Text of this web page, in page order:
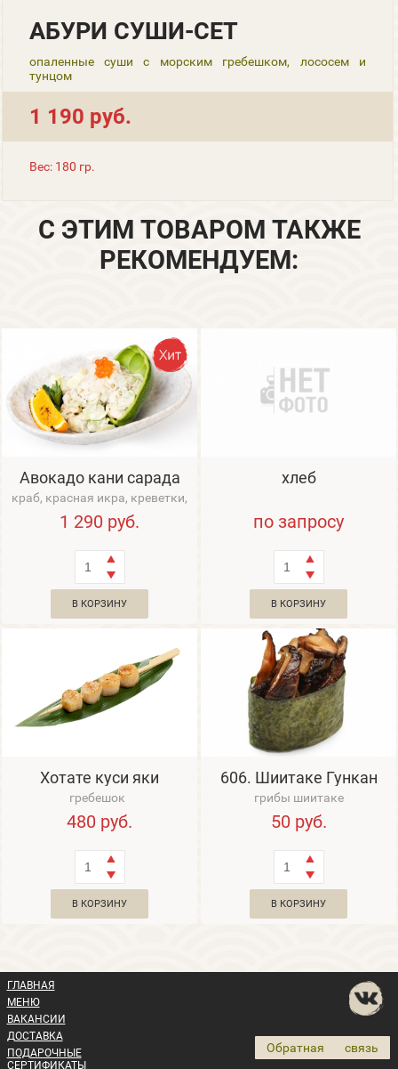
АБУРИ СУШИ-СЕТ
опаленные суши с морским гребешком, лососем и
тунцом
1 190 руб.
Вес: 180 гр.
С ЭТИМ ТОВАРОМ ТАКЖЕ
РЕКОМЕНДУЕМ:
Авокадо кани сарада
краб, красная икра, креветки,
авокадо
1 290 руб.
В КОРЗИНУ
хлеб
по запросу
В КОРЗИНУ
Хотате куси яки
гребешок
480 руб.
В КОРЗИНУ
606. Шиитаке Гункан
грибы шиитаке
50 руб.
В КОРЗИНУ
ГЛАВНАЯ
МЕНЮ
ВАКАНСИИ
ДОСТАВКА
ПОДАРОЧНЫЕ
СЕРТИФИКАТЫ
Обратная связь